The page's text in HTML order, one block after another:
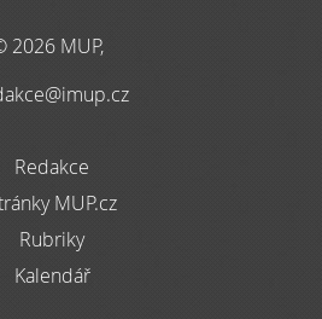
2026 MUP,
Redakce
MUP.cz
Rubriky
Kalendář